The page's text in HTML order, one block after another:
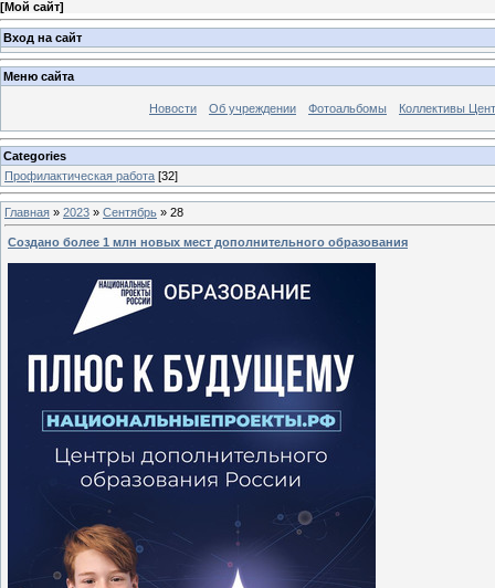
[Мой сайт]
Вход на сайт
Меню сайта
Новости Об учреждении Фотоальбомы Коллективы
Categories
Профилактическая работа [32]
Главная » 2023 » Сентябрь » 28
Создано более 1 млн новых мест дополнительного образования